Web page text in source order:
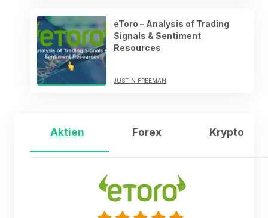
eToro – Analysis of Trading
Signals & Sentiment
Resources
JUSTIN FREEMAN
Aktien Forex Krypto